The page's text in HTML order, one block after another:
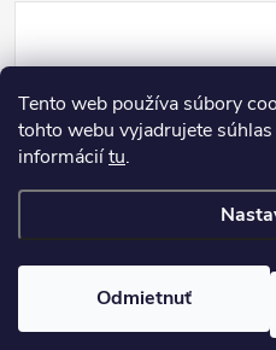
Tento web používa súbory
tohto webu vyjadrujete
informáciítu.
Odmietnuť
PRIHLÁSIŤ SA
RECOVER